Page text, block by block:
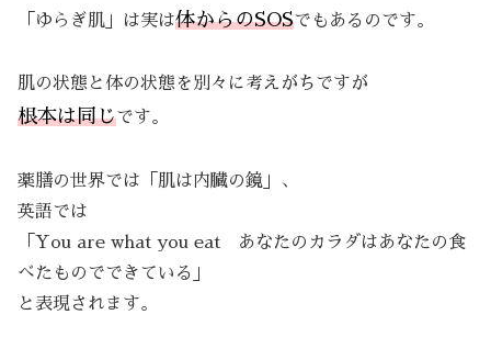
「ゆらぎ肌」は実は体からのSOSでもあるのです。
肌の状態と体の状態を別々に考えがちですが
根本は同じです。
薬膳の世界では「肌は内臓の鏡」、
英語では
「You are what you eat あなたのカラダはあなたの食
べたものでできている」
と表現されます。